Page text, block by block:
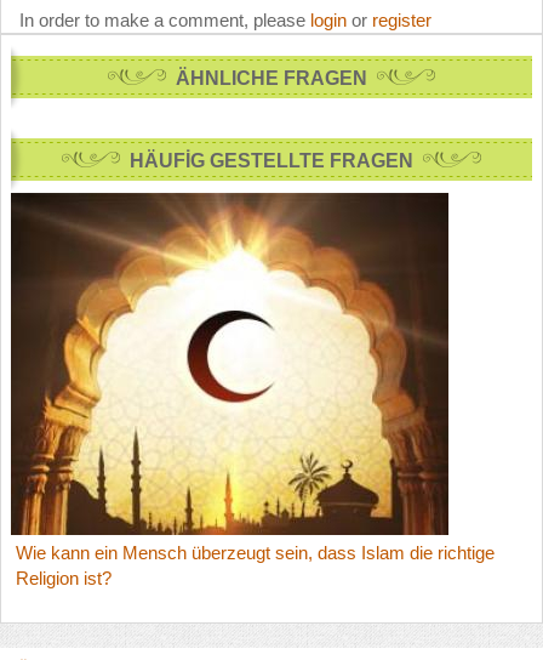
In order to make a comment, please login or register
ÄHNLICHE FRAGEN
HÄUFİG GESTELLTE FRAGEN
Wie kann ein Mensch überzeugt sein, dass Islam die richtige
Religion ist?